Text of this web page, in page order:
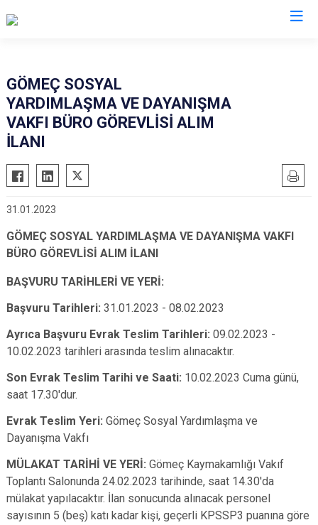
Ayvalık
Balya
Bigadiç
Edremit
Gömeç
Gönen
Havran
Sındırgı
Altıeylül
GÖMEÇ SOSYAL
YARDIMLAŞMA VE DAYANIŞMA
VAKFI BÜRO GÖREVLİSİ ALIM
İLANI
31.01.2023
GÖMEÇ SOSYAL YARDIMLAŞMA VE DAYANIŞMA VAKFI
BÜRO GÖREVLİSİ ALIM İLANI
BAŞVURU TARİHLERİ VE YERİ:
Başvuru Tarihleri: 31.01.2023 - 08.02.2023
Ayrıca Başvuru Evrak Teslim Tarihleri: 09.02.2023 -
10.02.2023 tarihleri arasında teslim alınacaktır.
Son Evrak Teslim Tarihi ve Saati: 10.02.2023 Cuma günü,
saat 17.30'dur.
Evrak Teslim Yeri: Gömeç Sosyal Yardımlaşma ve
Dayanışma Vakfı
MÜLAKAT TARİHİ VE YERİ: Gömeç Kaymakamlığı Vakıf
Toplantı Salonunda 24.02.2023 tarihinde, saat 14.30'da
mülakat yapılacaktır. İlan sonucunda alınacak personel
sayısının 5 (beş) katı kadar kişi, geçerli KPSSP3 puanına göre